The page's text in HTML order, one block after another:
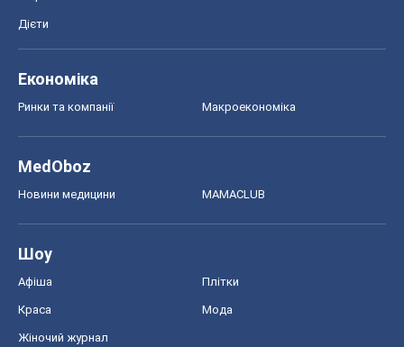
Дієти
Економіка
Ринки та компанії Макроекономіка
MedOboz
Новини медицини MAMACLUB
Шоу
Афіша Плітки
Краса Мода
Жіночий журнал